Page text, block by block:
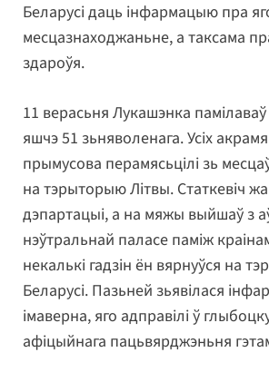
Беларусі даць інфармацыю пра
месцазнаходжаньне, а таксама
здароўя.
11 верасьня Лукашэнка памілаваў
яшчэ 51 зьняволенага. Усіх
прымусова перамясьцілі зь
на тэрыторыю Літвы. Статкевіч
дэпартацыі, а на мяжы выйшаў з
нэўтральнай паласе паміж
некалькі гадзін ён вярнуўся на
Беларусі. Пазьней зьявілася
імаверна, яго адправілі ў
афіцыйнага пацьвярджэньня